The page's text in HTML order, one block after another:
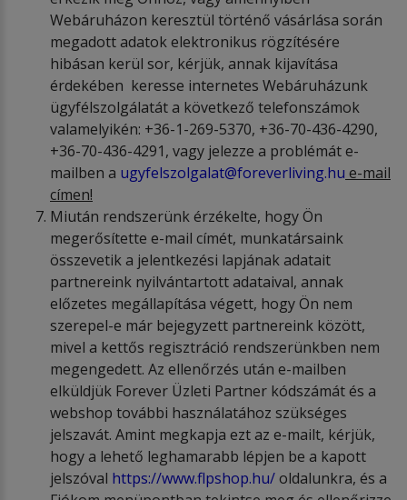
Webáruházon keresztül történő vásárlása során
megadott adatok elektronikus rögzítésére
hibásan kerül sor, kérjük, annak kijavítása
érdekében keresse internetes Webáruházunk
ügyfélszolgálatát a következő telefonszámok
valamelyikén: +36-1-269-5370, +36-70-436-4290,
+36-70-436-4291, vagy jelezze a problémát e-
mailben a ugyfelszolgalat@foreverliving.hu e-mail
címen!
Miután rendszerünk érzékelte, hogy Ön
megerősítette e-mail címét, munkatársaink
összevetik a jelentkezési lapjának adatait
partnereink nyilvántartott adataival, annak
előzetes megállapítása végett, hogy Ön nem
szerepel-e már bejegyzett partnereink között,
mivel a kettős regisztráció rendszerünkben nem
megengedett. Az ellenőrzés után e-mailben
elküldjük Forever Üzleti Partner kódszámát és a
webshop további használatához szükséges
jelszavát. Amint megkapja ezt az e-mailt, kérjük,
hogy a lehető leghamarabb lépjen be a kapott
jelszóval https://www.flpshop.hu/oldalunkra, és a